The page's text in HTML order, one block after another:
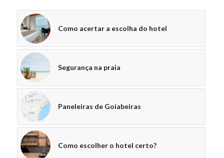
Como acertar a escolha do hotel
Segurança na praia
Paneleiras de Goiabeiras
Como escolher o hotel certo?